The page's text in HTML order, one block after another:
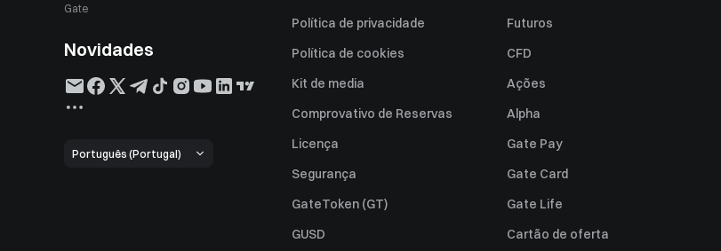
Gate
Novidades
Português (Portugal)
Política de privacidade
Política de cookies
Kit de media
Comprovativo de Reservas
Licença
Segurança
GateToken (GT)
GUSD
Futuros
CFD
Ações
Alpha
Gate Pay
Gate Card
Gate Life
Cartão de oferta